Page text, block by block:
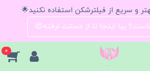
و سریع از فیلترشکن استفاده نکنید🌟
بیا اینجا تا از دستت نرفته😍
0